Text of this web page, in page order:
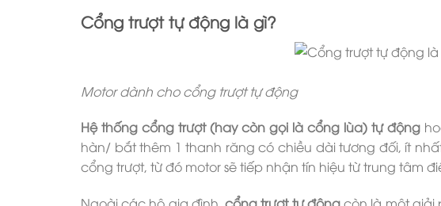
Cổng trượt tự động là gì?
Motor dành cho cổng trượt tự động
Hệ thống cổng trượt (hay còn gọi là cổng lùa) tự động
hàn/ bắt thêm 1 thanh răng có chiều dài tương đối, ít
cổng trượt, từ đó motor sẽ tiếp nhận tín hiệu từ trung tâm